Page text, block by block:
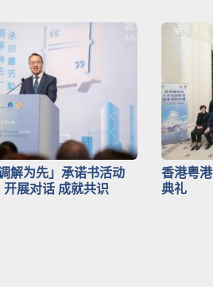
解为先」承诺书活动
开展对话 成就共识
香港粤
典礼